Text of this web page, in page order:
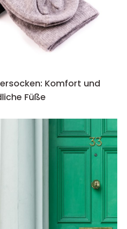
Komfort und
Füße